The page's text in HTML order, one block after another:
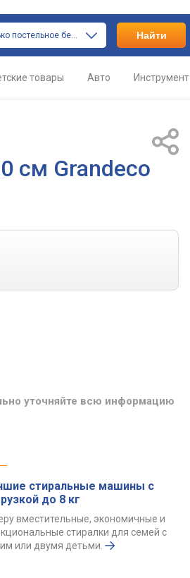
только постельное белье Найти
товары Авто Инструмент
см Grandeco
уточняйте всю информацию
стиральные машины с
до 8 кг
вместительные, экономичные и
стиралки для семей с
или двумя детьми.